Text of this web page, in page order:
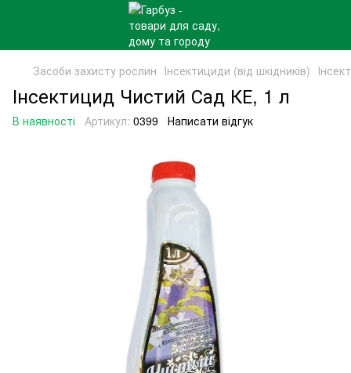
Засоби захисту рослин Інсектициди (від шкідників)
Інсектицид Чистий Сад КЕ, 1 л
В наявності Артикул: 0399 Написати відгук